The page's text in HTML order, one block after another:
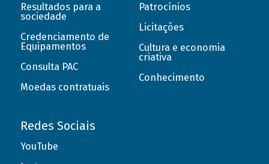
Resultados para a
sociedade
Credenciamento de
Equipamentos
Consulta PAC
Moedas contratuais
Patrocínios
Licitações
Cultura e economia
criativa
Conhecimento
Redes Sociais
YouTube